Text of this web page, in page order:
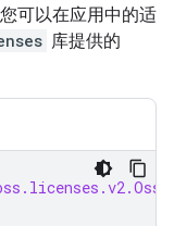
可以在应用中的适
库提供的